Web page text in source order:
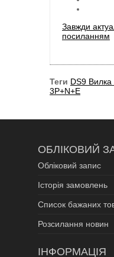
Завжди
посиланням
Теги DS9
3P+N+E
ОБЛІКОВИЙ
Обліковий запис
Історія замовлень
Список бажаних
Розсилання новин
ІНФОРМАЦІЯ